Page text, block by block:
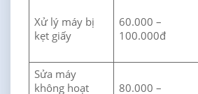
Xử lý máy bị
kẹt giấy
60.000 –
100.000đ
Sửa máy
không hoạt
80.000 –